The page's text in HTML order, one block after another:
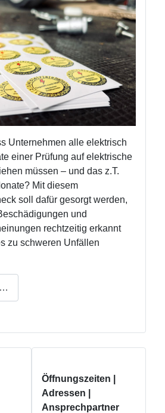
Unternehmen alle elektrisch
einer Prüfung auf elektrische
müssen – und das z.T.
Mit diesem
soll dafür gesorgt werden,
und
rechtzeitig erkannt
zu schweren Unfällen
Öffnungszeiten |
Adressen |
Ansprechpartner